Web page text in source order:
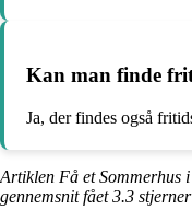
Kan man finde
Ja, der findes også
Artiklen Få et Sommerhus
gennemsnit fået3.3